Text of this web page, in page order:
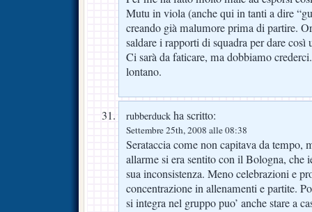
Mutu in viola (anche qui in tanti a dire
creando già malumore prima di partire.
saldare i rapporti di squadra per dare
Ci sarà da faticare, ma dobbiamo
lontano.
rubberduck ha scritto:
Settembre 25th, 2008 alle 08:38
Serataccia come non capitava da tempo,
allarme si era sentito con il Bologna, che
sua inconsistenza. Meno celebrazioni e
concentrazione in allenamenti e partite.
si integra nel gruppo puo’ anche stare a